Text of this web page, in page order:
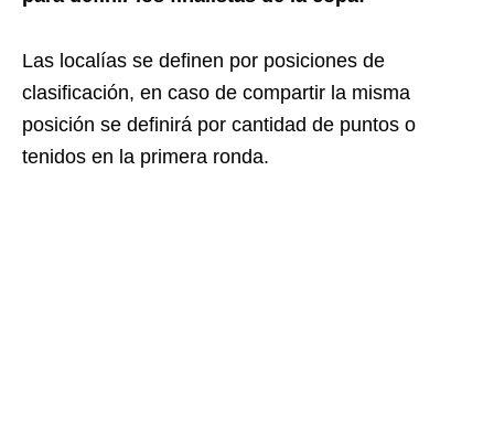
Las localías se definen por posiciones de
clasificación, en caso de compartir la misma
posición se definirá por cantidad de puntos o
tenidos en la primera ronda.